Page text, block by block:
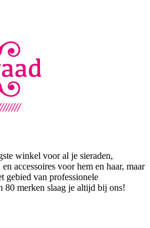
winkel voor al je sieraden,
accessoires voor hem en haar, maar
gebied van professionele
80 merken slaag je altijd bij ons!